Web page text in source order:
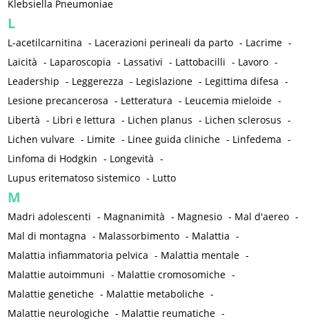
Klebsiella Pneumoniae
L
L-acetilcarnitina - Lacerazioni perineali da parto - Lacrime -
Laicità - Laparoscopia - Lassativi - Lattobacilli - Lavoro -
Leadership - Leggerezza - Legislazione - Legittima difesa -
Lesione precancerosa - Letteratura - Leucemia mieloide -
Libertà - Libri e lettura - Lichen planus - Lichen sclerosus -
Lichen vulvare - Limite - Linee guida cliniche - Linfedema -
Linfoma di Hodgkin - Longevità -
Lupus eritematoso sistemico - Lutto
M
Madri adolescenti - Magnanimità - Magnesio - Mal d'aereo -
Mal di montagna - Malassorbimento - Malattia -
Malattia infiammatoria pelvica - Malattia mentale -
Malattie autoimmuni - Malattie cromosomiche -
Malattie genetiche - Malattie metaboliche -
Malattie neurologiche - Malattie reumatiche -